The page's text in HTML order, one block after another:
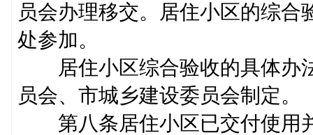
员会办理移交。居住小区的综
处参加。
居住小区综合验收的具体办
员会、市城乡建设委员会制
第八条居住小区已交付使用